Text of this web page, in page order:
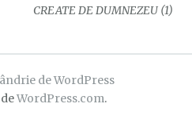
CREATE DE DUMNEZEU (1)
de WordPress
WordPress.com.